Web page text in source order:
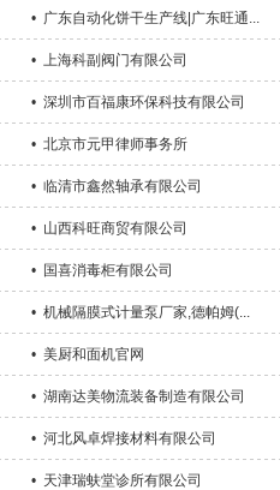
• 广东自动化饼干生产线|广东旺通...
• 上海科副阀门有限公司
• 深圳市百福康环保科技有限公司
• 北京市元甲律师事务所
• 临清市鑫然轴承有限公司
• 山西科旺商贸有限公司
• 国喜消毒柜有限公司
• 机械隔膜式计量泵厂家,德帕姆(...
• 美厨和面机官网
• 湖南达美物流装备制造有限公司
• 河北风卓焊接材料有限公司
• 天津瑞蚨堂诊所有限公司